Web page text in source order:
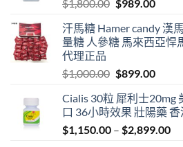
$1,800.00 Original
was:
$1,800.00.
$989.00
is:
汗馬糖 Hamer candy 漢
量糖 人參糖 馬來西亞悍
代理正品
$1,000.00 Original
was:
$1,000.00.
$899.00
is:
Cialis 30粒 犀利士20mg
口 36小時效果 壯陽藥
$1,150.00 – $2,899.00